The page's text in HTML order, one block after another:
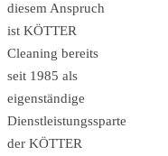
diesem Anspruch
ist KÖTTER
Cleaning bereits
seit 1985 als
eigenständige
Dienstleistungssparte
der KÖTTER